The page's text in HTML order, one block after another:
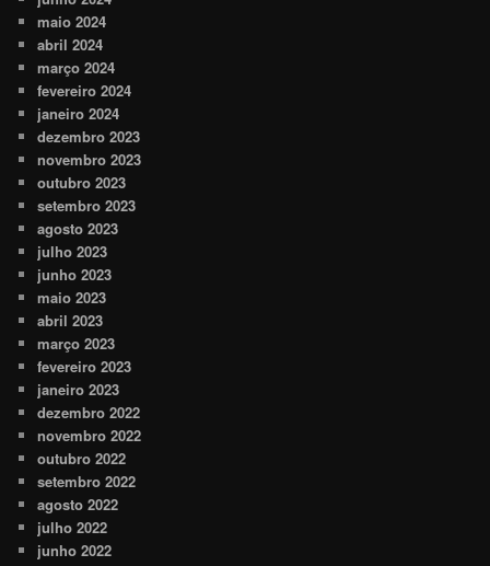
maio 2024
abril 2024
março 2024
fevereiro 2024
janeiro 2024
dezembro 2023
novembro 2023
outubro 2023
setembro 2023
agosto 2023
julho 2023
junho 2023
maio 2023
abril 2023
março 2023
fevereiro 2023
janeiro 2023
dezembro 2022
novembro 2022
outubro 2022
setembro 2022
agosto 2022
julho 2022
junho 2022